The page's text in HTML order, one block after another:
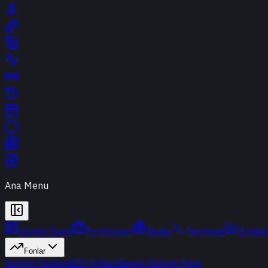
Ana Menu
Günün Özeti Portföyüm Radar Terminal
Fonlar
Yatırım FonlarıBES FonlarıBorsa Yatırım Fonu